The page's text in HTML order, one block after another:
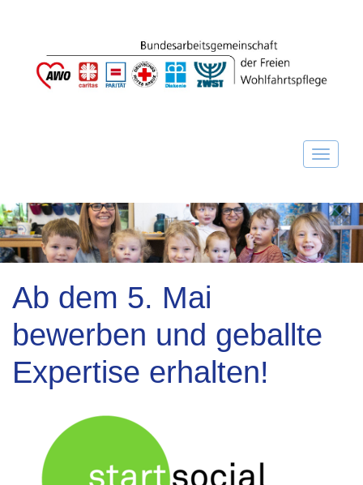
Ab dem 5. Mai
bewerben und geballte
Expertise erhalten!